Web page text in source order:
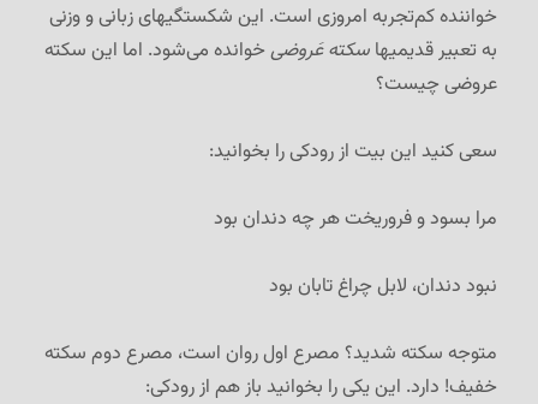
خواننده کم‌تجربه امروزی است. این شکستگیهای زبانی و وزنی
به تعبیر قدیمیهاسکته عَروضی خوانده می‌شود. اما این سکته
عروضی چیست؟
سعی کنید این بیت از رودکی را بخوانید:
مرا بسود و فروریخت هر چه دندان بود
نبود دندان، لابل چراغ تابان بود
متوجه سکته شدید؟ مصرع اول روان است، مصرع دوم سکته
خفیف! دارد. این یکی را بخوانید باز هم از رودکی: